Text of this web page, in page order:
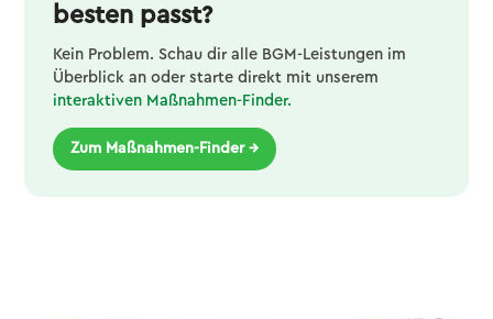
besten passt?
Kein Problem. Schau dir alle BGM-Leistungen im
Überblick an oder starte direkt mit unserem
interaktiven Maßnahmen-Finder.
Zum Maßnahmen-Finder →